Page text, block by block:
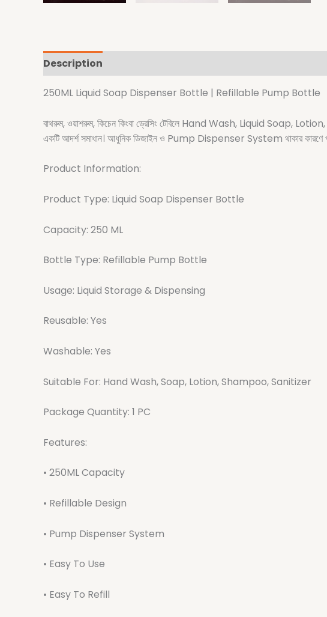
Description
250ML Liquid Soap Dispenser Bottle | Refillable Pump Bottle
বাথরুম, ওয়াশরুম, কিচেন কিংবা ড্রেসিং টেবিলে Hand Wash, Liquid Soap,
একটি আদর্শ সমাধান। আধুনিক ডিজাইন ও Pump Dispenser System থাকার কারণে
Product Information:
Product Type: Liquid Soap Dispenser Bottle
Capacity: 250 ML
Bottle Type: Refillable Pump Bottle
Usage: Liquid Storage & Dispensing
Reusable: Yes
Washable: Yes
Suitable For: Hand Wash, Soap, Lotion, Shampoo, Sanitizer
Package Quantity: 1 PC
Features:
• 250ML Capacity
• Refillable Design
• Pump Dispenser System
• Easy To Use
• Easy To Refill